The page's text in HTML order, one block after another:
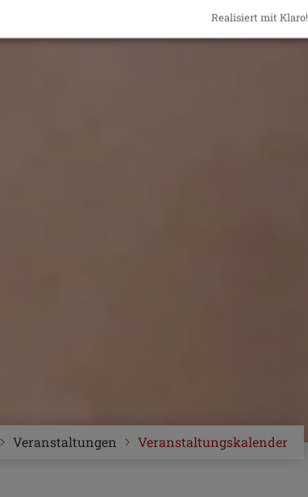
Veranstaltungskalender
Veranstaltungen
Realisiert mit Klaro!